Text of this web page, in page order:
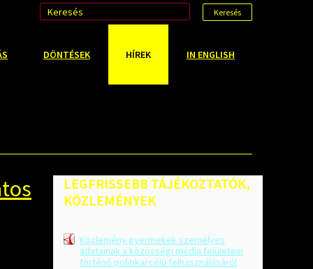
Keresés
DÖNTÉSEK HÍREK IN ENGLISH
LEGFRISSEBB TÁJÉKOZTATÓK,
KÖZLEMÉNYEK
Közlemény gyermekek személyes
adatainak a közösségi média felületein
történő politikai célú felhasználásáról